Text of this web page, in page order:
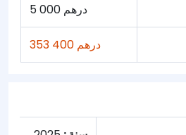
5 000 درهم
353 400 درهم